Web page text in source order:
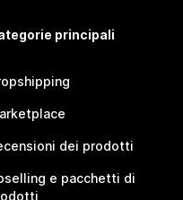
principali
dei prodotti
e pacchetti di